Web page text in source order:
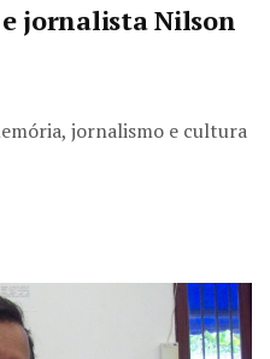
jornalista Nilson
jornalismo e cultura